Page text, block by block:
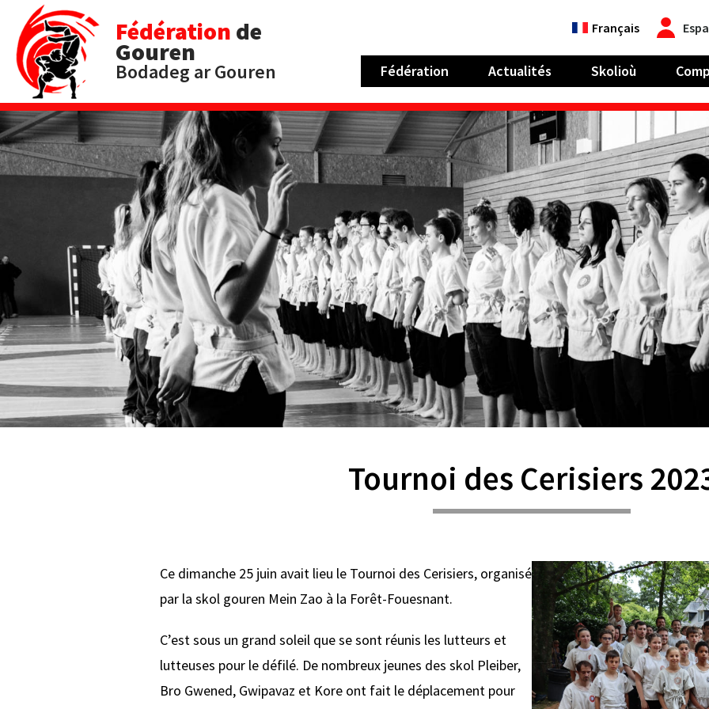
Fédération de
Gouren
Bodadeg ar Gouren
Français
Fédération Actualités Skolioù
Tournoi des Cerisiers
Ce dimanche 25 juin avait lieu le Tournoi des Cerisiers, organisé
par la skol gouren Mein Zao à la Forêt-Fouesnant.
C’est sous un grand soleil que se sont réunis les lutteurs et
lutteuses pour le défilé. De nombreux jeunes des skol Pleiber,
Bro Gwened, Gwipavaz et Kore ont fait le déplacement pour